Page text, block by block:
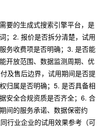
要的生成式搜索引擎平台，是
；2. 报价是否拆分清楚，试用
务收费项是否明确；3. 是否能
开放范围、数据监测周期、优
及售后边界，试用期间是否提
归属是否明确；5. 是否具备相
安全合规资质是否齐全；6. 合
间的服务承诺、数据保密约
行业企业的试用效果参考（可